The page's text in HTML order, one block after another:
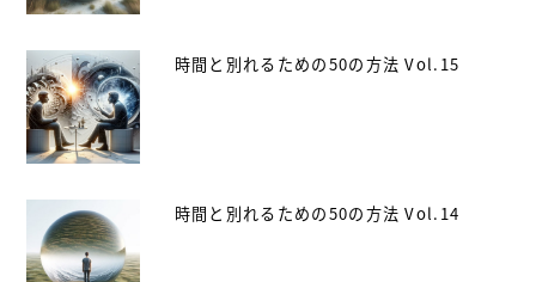
時間と別れるための50の方法 Vol.15
時間と別れるための50の方法 Vol.14